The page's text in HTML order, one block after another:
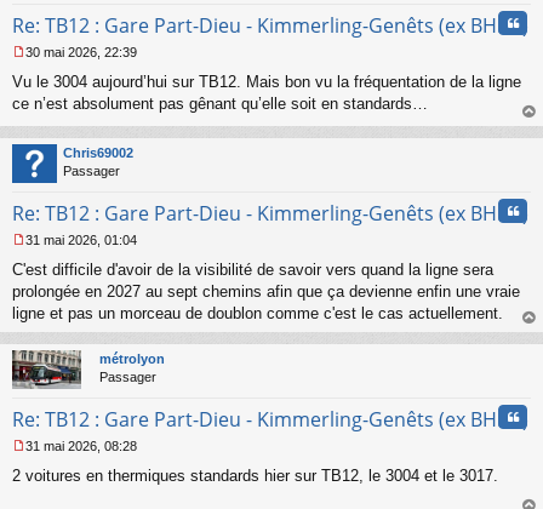
n
u
Re: TB12 : Gare Part-Dieu - Kimmerling-Genêts (ex BHNS)
e
s
a
g
e
o
l
u
30 mai 2026, 22:39
Vu le 3004 aujourd’hui sur TB12. Mais bon vu la fréquentation de la ligne
ce n’est absolument pas gênant qu’elle soit en standards…
au
Chris69002
Passager
Re: TB12 : Gare Part-Dieu - Kimmerling-Genêts (ex BHNS)
e
s
s
a
g
e
n
n
u
31 mai 2026, 01:04
C'est difficile d'avoir de la visibilité de savoir vers quand la ligne sera
prolongée en 2027 au sept chemins afin que ça devienne enfin une vraie
ligne et pas un morceau de doublon comme c'est le cas actuellement.
au
métrolyon
Passager
Re: TB12 : Gare Part-Dieu - Kimmerling-Genêts (ex BHNS)
e
31 mai 2026, 08:28
2 voitures en thermiques standards hier sur TB12, le 3004 et le 3017.